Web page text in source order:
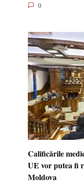
0
Calificările
UE vor putea fi
Moldova